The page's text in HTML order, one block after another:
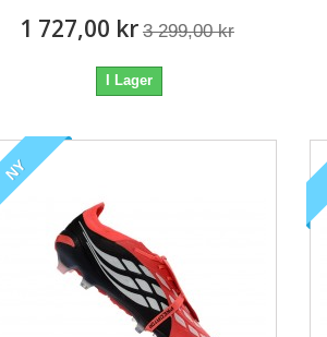
1 727,00 kr 3 299,00 kr
I Lager
NY